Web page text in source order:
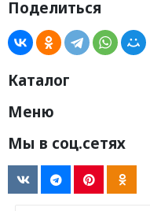
Поделиться
Каталог
Меню
Мы в соц.сетях